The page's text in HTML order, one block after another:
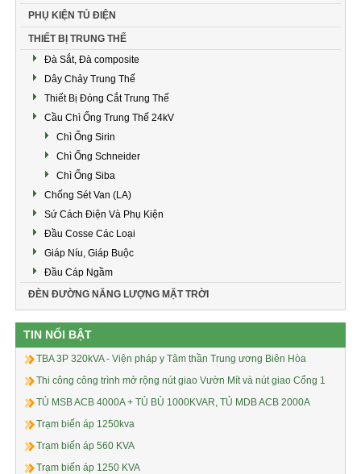
PHỤ KIỆN TỦ ĐIỆN
THIẾT BỊ TRUNG THẾ
Đà Sắt, Đà composite
Dây Chảy Trung Thế
Thiết Bị Đóng Cắt Trung Thế
Cầu Chì Ống Trung Thế 24kV
Chì Ống Sirin
Chì Ống Schneider
Chì Ống Siba
Chống Sét Van (LA)
Sứ Cách Điện Và Phụ Kiện
Đầu Cosse Các Loại
Giáp Níu, Giáp Buộc
Đầu Cáp Ngầm
ĐÈN ĐƯỜNG NĂNG LƯỢNG MẶT TRỜI
TIN NỔI BẬT
TBA 3P 320kVA - Viện pháp y Tâm thần Trung ương Biên Hòa
Thi công công trình mở rộng nút giao Vườn Mít và nút giao Cổng 1
TỦ MSB ACB 4000A + TỦ BÙ 1000KVAR, TỦ MDB ACB 2000A
Trạm biến áp 1250kva
Trạm biến áp 560 KVA
Trạm biến áp 1250 KVA